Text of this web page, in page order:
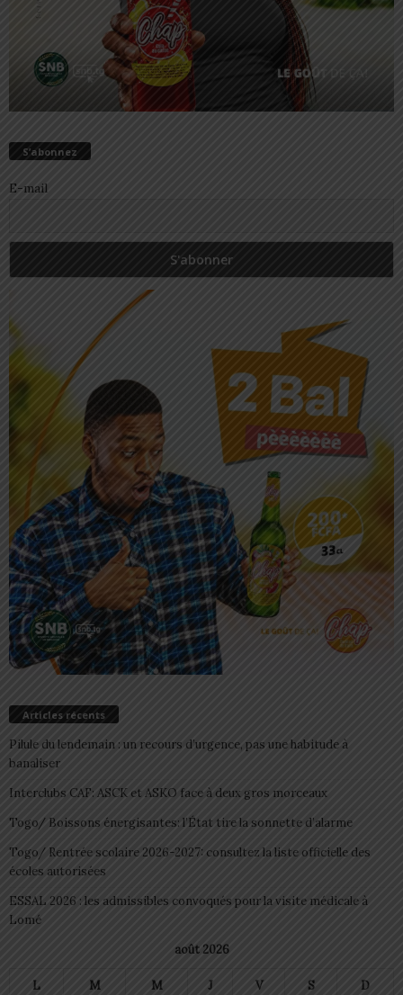
S’abonnez
E-mail
Articles récents
Pilule du lendemain : un recours d’urgence, pas une habitude à
banaliser
Interclubs CAF: ASCK et ASKO face à deux gros morceaux
Togo/ Boissons énergisantes: l’État tire la sonnette d’alarme
Togo/ Rentrée scolaire 2026-2027: consultez la liste officielle des
écoles autorisées
ESSAL 2026 : les admissibles convoqués pour la visite médicale à
Lomé
août 2026
L M M J V S D